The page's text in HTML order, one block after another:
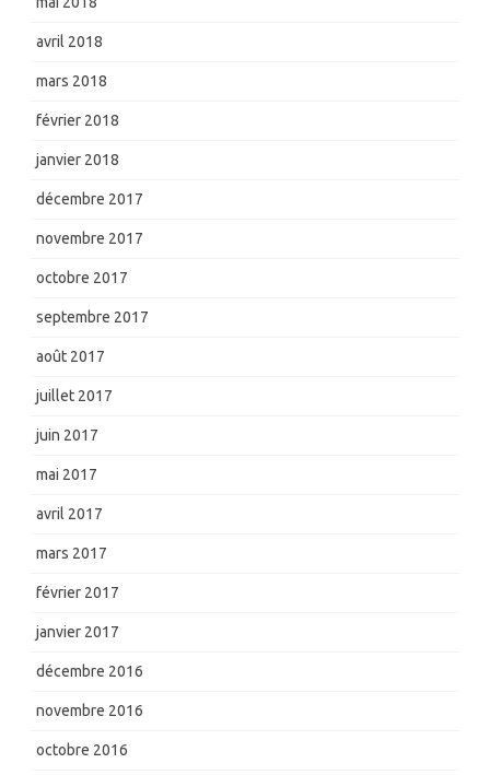
avril 2018
mars 2018
février 2018
janvier 2018
décembre 2017
novembre 2017
octobre 2017
septembre 2017
août 2017
juillet 2017
juin 2017
mai 2017
avril 2017
mars 2017
février 2017
janvier 2017
décembre 2016
novembre 2016
octobre 2016